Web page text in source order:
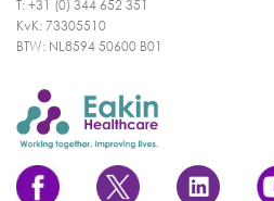
T: +31 (0) 344 652 351
KvK: 73305510
BTW: NL8594 50600 B01